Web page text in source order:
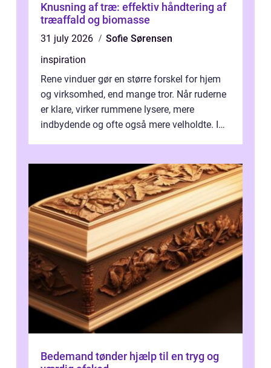
Knusning af træ: effektiv håndtering af
træaffald og biomasse
31 july 2026
Sofie Sørensen
inspiration
Rene vinduer gør en større forskel for hjem
og virksomhed, end mange tror. Når ruderne
er klare, virker rummene lysere, mere
indbydende og ofte også mere velholdte. I
Bedemand tønder hjælp til en tryg og